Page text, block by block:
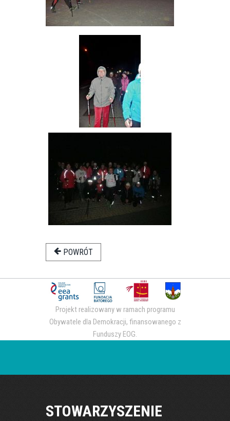
POWRÓT
Projekt realizowany w ramach programu
Obywatele dla Demokracji, finansowanego z
Funduszy EOG.
STOWARZYSZENIE